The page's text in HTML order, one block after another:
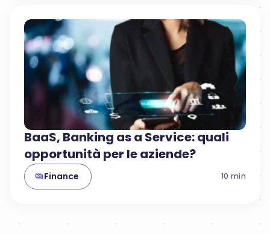
BaaS, Banking as a Service: quali
opportunità per le aziende?
Finance 10 min